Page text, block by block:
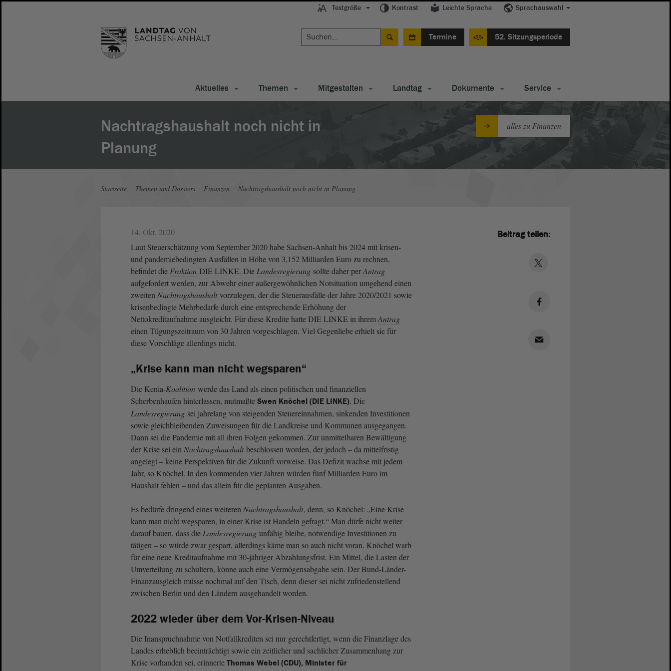
Textgröße Kontrast Leichte Sprache Sprachauswahl
Termine 52. Sitzungsperiode
Aktuelles Themen Mitgestalten Landtag Dokumente Service
Nachtragshaushalt noch nicht in
Planung
alles zu Finanzen
Startseite Themen und Dossiers Finanzen Nachtragshaushalt noch nicht in Planung
14. Okt. 2020
Laut Steuerschätzung vom September 2020 habe Sachsen-Anhalt bis 2024 mit krisen-
und pandemiebedingten Ausfällen in Höhe von 3,152 Milliarden Euro zu rechnen,
befindet die Fraktion DIE LINKE. Die Landesregierung sollte daher perAntrag
aufgefordert werden, zur Abwehr einer außergewöhnlichen Notsituation umgehend einen
zweiten Nachtragshaushalt vorzulegen, der die Steuerausfälle der Jahre 2020/2021 sowie
krisenbedingte Mehrbedarfe durch eine entsprechende Erhöhung der
Nettokreditaufnahme ausgleicht. Für diese Kredite hatte DIE LINKE in ihremAntrag
einen Tilgungszeitraum von 30 Jahren vorgeschlagen. Viel Gegenliebe erhielt sie für
diese Vorschläge allerdings nicht.
„Krise kann man nicht wegsparen“
Die Kenia-Koalition werde das Land als einen politischen und finanziellen
Scherbenhaufen hinterlassen, mutmaßte Swen Knöchel (DIE LINKE). Die
Landesregierung sei jahrelang von steigenden Steuereinnahmen, sinkenden Investitionen
sowie gleichbleibenden Zuweisungen für die Landkreise und Kommunen ausgegangen.
Dann sei die Pandemie mit all ihren Folgen gekommen. Zur unmittelbaren Bewältigung
der Krise sei ein Nachtragshaushalt beschlossen worden, der jedoch – da mittelfristig
angelegt – keine Perspektiven für die Zukunft vorweise. Das Defizit wachse mit jedem
Jahr, so Knöchel. In den kommenden vier Jahren würden fünf Milliarden Euro im
Haushalt fehlen – und das allein für die geplanten Ausgaben.
Es bedürfe dringend eines weiteren Nachtragshaushalt, denn, so Knöchel: „Eine Krise
kann man nicht wegsparen, in einer Krise ist Handeln gefragt.“ Man dürfe nicht weiter
darauf bauen, dass die Landesregierung unfähig bleibe, notwendige Investitionen zu
tätigen – so würde zwar gespart, allerdings käme man so auch nicht voran. Knöchel warb
für eine neue Kreditaufnahme mit 30-jähriger Abzahlungsfrist. Ein Mittel, die Lasten der
Umverteilung zu schultern, könne auch eine Vermögensabgabe sein. Der Bund-Länder-
Finanzausgleich müsse nochmal auf den Tisch, denn dieser sei nicht zufriedenstellend
zwischen Berlin und den Ländern ausgehandelt worden.
2022 wieder über dem Vor-Krisen-Niveau
Die Inanspruchnahme von Notfallkrediten sei nur gerechtfertigt, wenn die Finanzlage des
Landes erheblich beeinträchtigt sowie ein zeitlicher und sachlicher Zusammenhang zur
Krise vorhanden sei, erinnerte Thomas Webel (CDU), Minister für
Beitrag teilen: